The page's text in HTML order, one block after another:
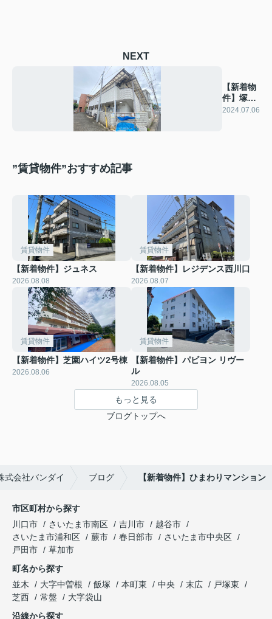
NEXT
【新着物
件】塚原
ハイム
2024.07.06
”賃貸物件”おすすめ記事
賃貸物件
【新着物件】ジュネス
2026.08.08
賃貸物件
【新着物件】レジデンス西川口
2026.08.07
賃貸物件
【新着物件】芝園ハイツ2号棟
2026.08.06
賃貸物件
【新着物件】パビヨン リヴー
ル
2026.08.05
もっと見る
ブログトップへ
式会社バンダイ ブログ 【新着物件】ひまわりマンション
市区町村から探す
川口市
さいたま市南区 吉川市
越谷市
さいたま市浦和区
蕨市 春日部市
さいたま市中央区
戸田市
草加市
町名から探す
並木
大字中曽根 飯塚 本町東 中央 末広
戸塚東
芝西
常盤
大字袋山
沿線から探す